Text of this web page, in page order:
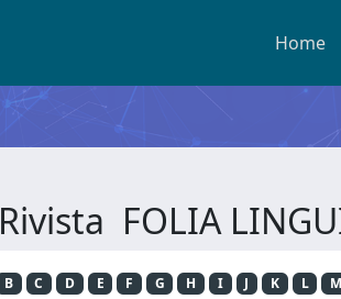
Home
FOLIA
B C D E F G H I J K L M